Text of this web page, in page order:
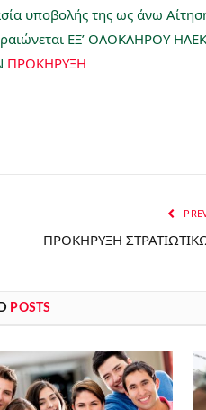
υποβολής της ως άνω
ΕΞ’ ΟΛΟΚΛΗΡΟΥ
ΠΡΟΚΗΡΥΞΗ
ΠΡΟΚΗΡΥΞΗ
POSTS